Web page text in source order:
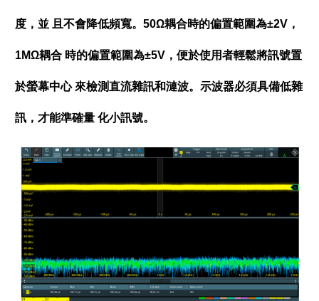
度，並 且不會降低頻寬。50Ω耦合時的偏置範圍為±2V，
1MΩ耦合 時的偏置範圍為±5V，便於使用者輕鬆將訊號置
於螢幕中心 來檢測直流雜訊和漣波。示波器必須具備低雜
訊，才能準確量 化小訊號。